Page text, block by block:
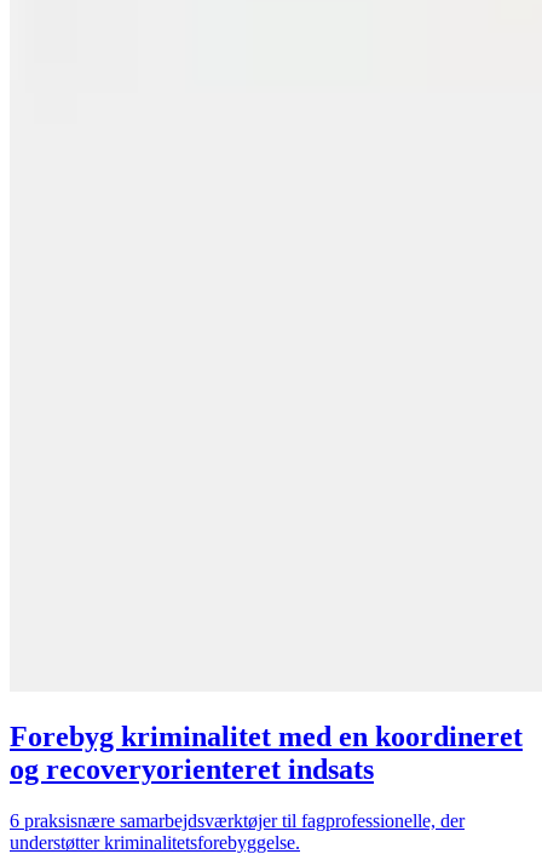
Forebyg kriminalitet med en koordineret
og recoveryorienteret indsats
6 praksisnære samarbejdsværktøjer til fagprofessionelle, der
understøtter kriminalitetsforebyggelse.